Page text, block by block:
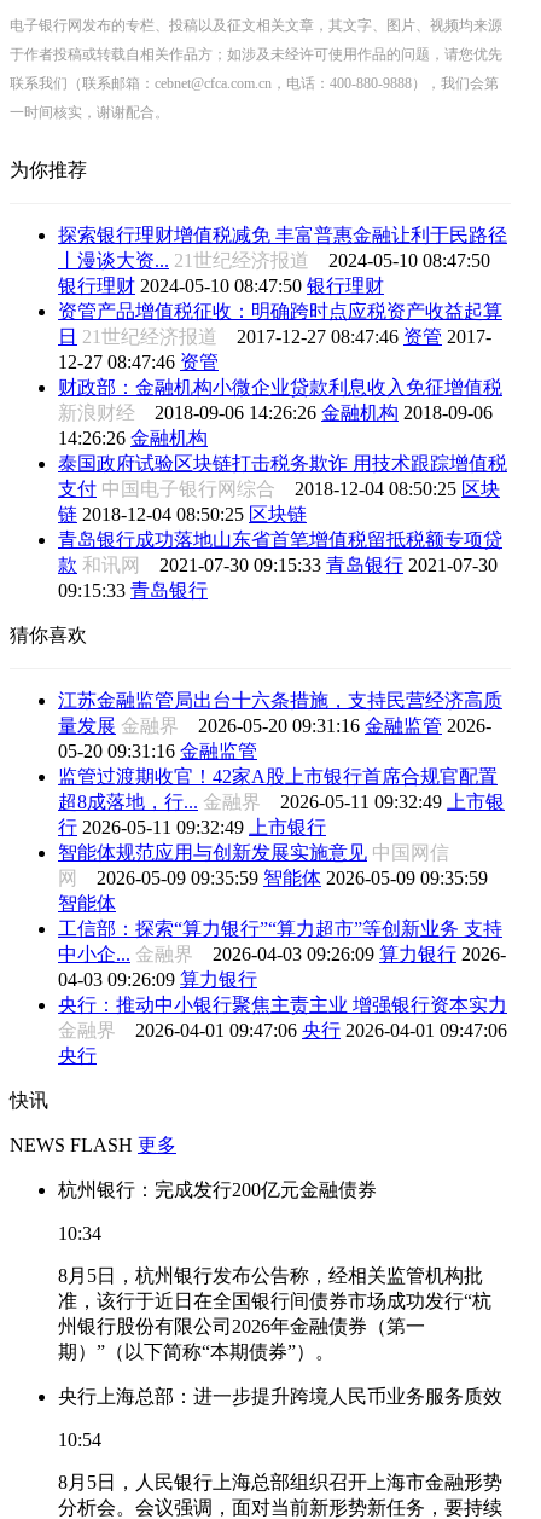
电子银行网发布的专栏、投稿以及征文相关文章，其文字、图片、视频均来源
于作者投稿或转载自相关作品方；如涉及未经许可使用作品的问题，请您优先
联系我们（联系邮箱：cebnet@cfca.com.cn，电话：400-880-9888），我们会第
一时间核实，谢谢配合。
为你推荐
探索银行理财增值税减免 丰富普惠金融让利于民路径
丨漫谈大资... 21世纪经济报道 2024-05-10 08:47:50
银行理财 2024-05-10 08:47:50 银行理财
资管产品增值税征收：明确跨时点应税资产收益起算
日 21世纪经济报道 2017-12-27 08:47:46 资管 2017-
12-27 08:47:46 资管
财政部：金融机构小微企业贷款利息收入免征增值税
新浪财经 2018-09-06 14:26:26 金融机构 2018-09-06
14:26:26 金融机构
泰国政府试验区块链打击税务欺诈 用技术跟踪增值税
支付 中国电子银行网综合 2018-12-04 08:50:25 区块
链 2018-12-04 08:50:25 区块链
青岛银行成功落地山东省首笔增值税留抵税额专项贷
款 和讯网 2021-07-30 09:15:33 青岛银行 2021-07-30
09:15:33 青岛银行
猜你喜欢
江苏金融监管局出台十六条措施，支持民营经济高质
量发展 金融界 2026-05-20 09:31:16 金融监管 2026-
05-20 09:31:16 金融监管
监管过渡期收官！42家A股上市银行首席合规官配置
超8成落地，行... 金融界 2026-05-11 09:32:49
上市银
行 2026-05-11 09:32:49
上市银行
智能体规范应用与创新发展实施意见 中国网信
网 2026-05-09 09:35:59 智能体 2026-05-09 09:35:59
智能体
工信部：探索“算力银行”“算力超市”等创新业务 支持
中小企... 金融界 2026-04-03 09:26:09 算力银行 2026-
04-03 09:26:09 算力银行
央行：推动中小银行聚焦主责主业 增强银行资本实力
金融界 2026-04-01 09:47:06 央行 2026-04-01 09:47:06
央行
快讯
NEWS FLASH 更多
杭州银行：完成发行200亿元金融债券
10:34
8月5日，杭州银行发布公告称，经相关监管机构批
准，该行于近日在全国银行间债券市场成功发行“杭
州银行股份有限公司2026年金融债券（第一
期）”（以下简称“本期债券”）。
央行上海总部：进一步提升跨境人民币业务服务质效
10:54
8月5日，人民银行上海总部组织召开上海市金融形势
分析会。会议强调，面对当前新形势新任务，要持续